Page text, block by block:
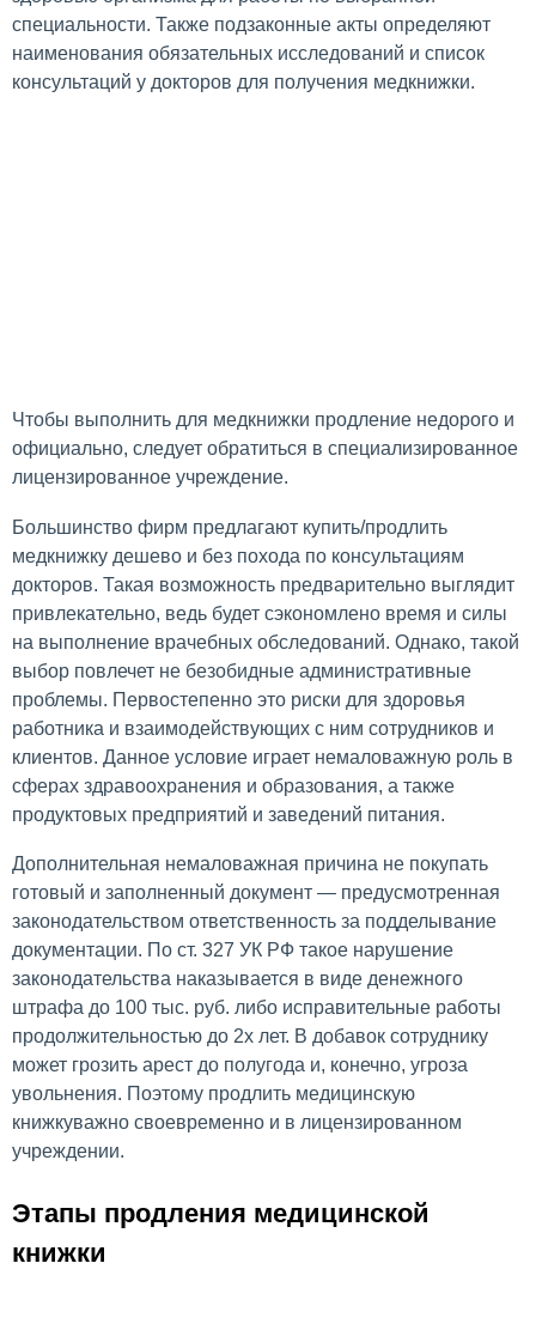
специальности. Также подзаконные акты определяют
наименования обязательных исследований и список
консультаций у докторов для получения медкнижки.
Чтобы выполнить для медкнижки продление недорого и
официально, следует обратиться в специализированное
лицензированное учреждение.
Большинство фирм предлагают купить/продлить
медкнижку дешево и без похода по консультациям
докторов. Такая возможность предварительно выглядит
привлекательно, ведь будет сэкономлено время и силы
на выполнение врачебных обследований. Однако, такой
выбор повлечет не безобидные административные
проблемы. Первостепенно это риски для здоровья
работника и взаимодействующих с ним сотрудников и
клиентов. Данное условие играет немаловажную роль в
сферах здравоохранения и образования, а также
продуктовых предприятий и заведений питания.
Дополнительная немаловажная причина не покупать
готовый и заполненный документ — предусмотренная
законодательством ответственность за подделывание
документации. По ст. 327 УК РФ такое нарушение
законодательства наказывается в виде денежного
штрафа до 100 тыс. руб. либо исправительные работы
продолжительностью до 2х лет. В добавок сотруднику
может грозить арест до полугода и, конечно, угроза
увольнения. Поэтому продлить медицинскую
книжкуважно своевременно и в лицензированном
учреждении.
Этапы продления медицинской
книжки